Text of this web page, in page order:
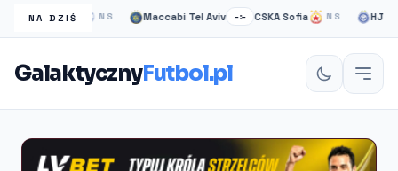
NA DZIŚ
Rangers NS Maccabi Tel Aviv –:– CSKA Sofia NS HJK
GalaktycznyFutbol.pl